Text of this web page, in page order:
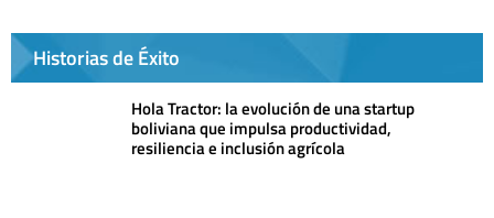
Historias de Éxito
Hola Tractor: la evolución de una startup
boliviana que impulsa productividad,
resiliencia e inclusión agrícola